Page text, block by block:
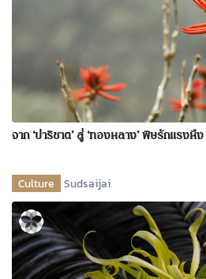
จาก ‘ปาริชาต’ สู่ ‘ทองหลาง’ พิษรักแรงหึ
Culture Sudsaijai